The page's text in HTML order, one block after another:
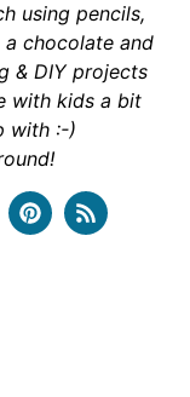
using pencils,
chocolate and
& DIY projects
with kids a bit
with :-)